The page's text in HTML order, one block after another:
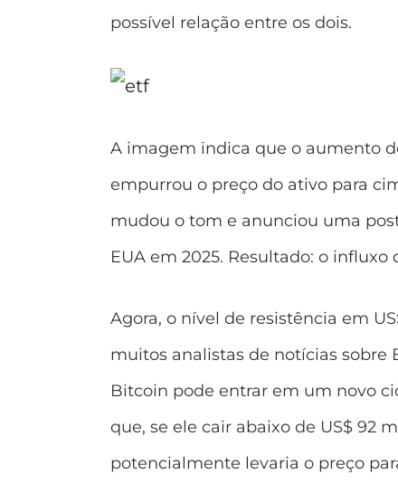
possível relação entre os dois.
A imagem indica que o aumento
empurrou o preço do ativo para
mudou o tom e anunciou uma
EUA em 2025. Resultado: o
Agora, o nível de resistência em
muitos analistas de notícias sobre
Bitcoin pode entrar em um novo
que, se ele cair abaixo de US$ 92
potencialmente levaria o preço